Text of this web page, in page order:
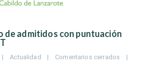
admitidos con puntuación
| Actualidad | Comentarios cerrados
|